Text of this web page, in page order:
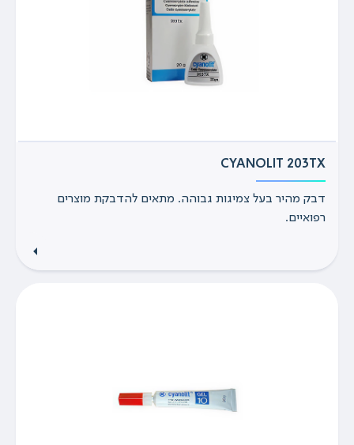
CYANOLIT 203TX
דבק מהיר בעל צמיגות גבוהה. מתאים להדבקת מוצרים
רפואיים.